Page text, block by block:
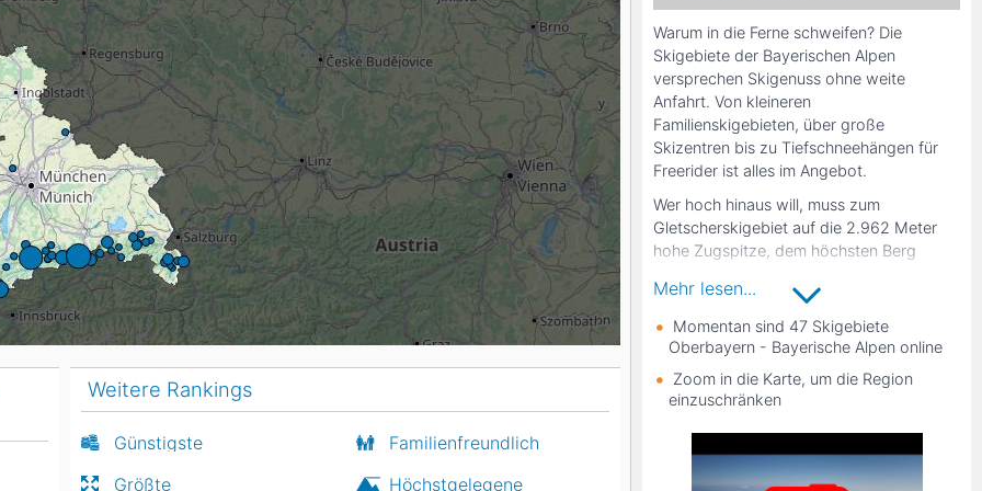
Weitere Rankings
Günstigste
Familienfreundlich
Größte
Höchstgelegene
Mehr lesen...
Warum in die Ferne schweifen? Die
Skigebiete der Bayerischen Alpen
versprechen Skigenuss ohne weite
Anfahrt. Von kleineren
Familienskigebieten, über große
Skizentren bis zu Tiefschneehängen für
Freerider ist alles im Angebot.
Wer hoch hinaus will, muss zum
Gletscherskigebiet auf die 2.962 Meter
hohe Zugspitze, dem höchsten Berg
Region ist ebenfalls sehr beliebt. Vor allem
die größeren Skigebiete Sudelfeld und
Spitzingsee bieten hier Pistenspaß.
Zahlreiche kleinere Skigebiete mit sind
zudem perfekt für Familien mit jüngeren
gilt. Die Skigebiete im Berchtesgadener
Momentan sind 47 Skigebiete
Oberbayern - Bayerische Alpen online
Zoom in die Karte, um die Region
einzuschränken
Russland Südkorea Georgien
Aserbaidschan Vereinigte Arabische Emirate
Head Dynastar Salomon K2
Stöckli Kästle Scott Black Diamond
Indigo
Ogso